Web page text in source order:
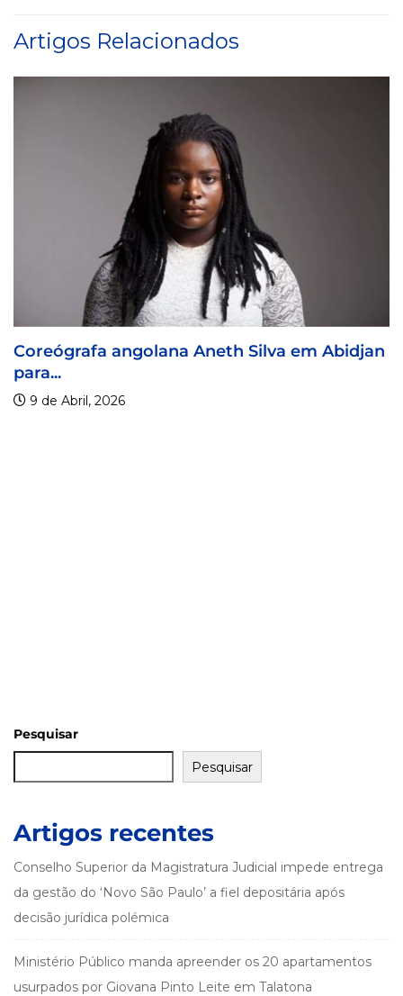
Artigos Relacionados
em Abidjan Visa For Music 2026 prorroga
Pesquisar
Pesquisar
Artigos recentes
Conselho Superior da Magistratura Judicial impede entrega
da gestão do ‘Novo São Paulo’ a fiel depositária após
decisão jurídica polémica
Ministério Público manda apreender os 20 apartamentos
usurpados por Giovana Pinto Leite em Talatona